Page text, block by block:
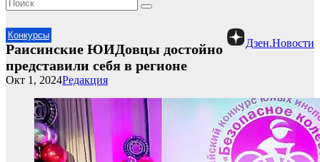
Конкурсы
Дзен.Новости
Раисинские ЮИДовцы достойно
представили себя в регионе
Редакция
Окт 1, 2024